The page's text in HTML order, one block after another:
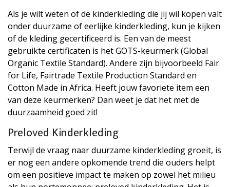
Als je wilt weten of de kinderkleding die jij wil kopen valt
onder duurzame of eerlijke kinderkleding, kun je kijken
of de kleding gecertificeerd is. Een van de meest
gebruikte certificaten is het GOTS-keurmerk (Global
Organic Textile Standard). Andere zijn bijvoorbeeld Fair
for Life, Fairtrade Textile Production Standard en
Cotton Made in Africa. Heeft jouw favoriete item een
van deze keurmerken? Dan weet je dat het met de
duurzaamheid goed zit!
Preloved Kinderkleding
Terwijl de vraag naar duurzame kinderkleding groeit, is
er nog een andere opkomende trend die ouders helpt
om een positieve impact te maken op zowel het milieu